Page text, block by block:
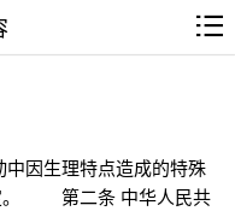
因生理特点造成的特殊
。 第二条 中华人民共